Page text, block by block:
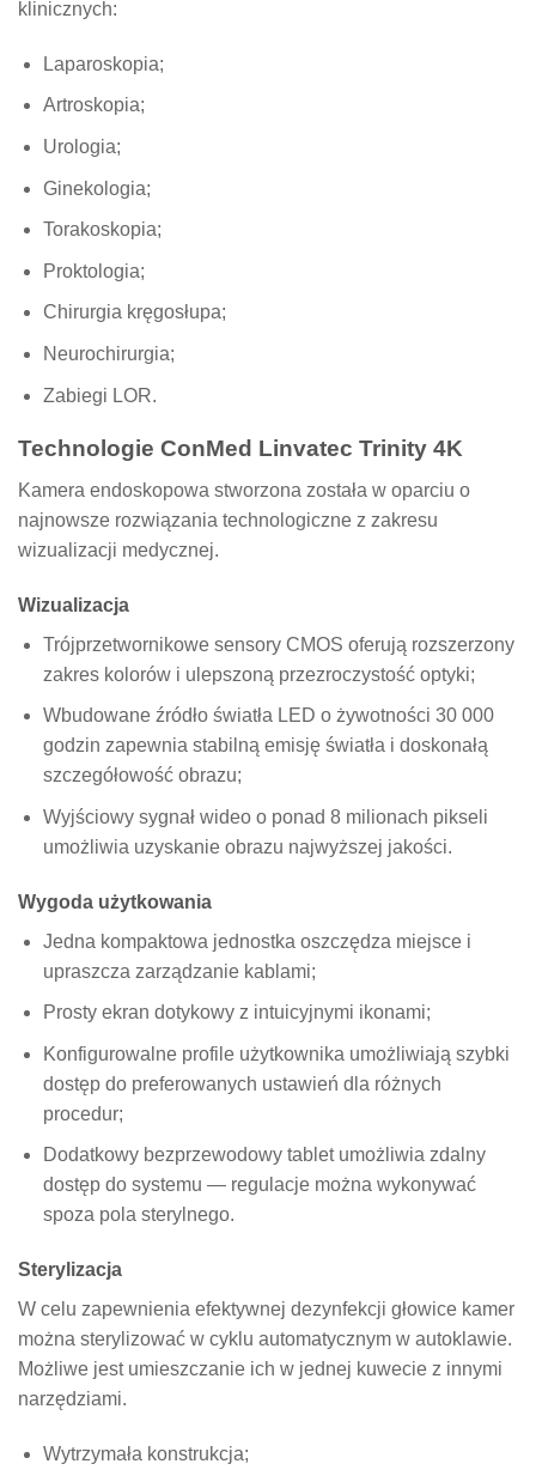
klinicznych:
Laparoskopia;
Artroskopia;
Urologia;
Ginekologia;
Torakoskopia;
Proktologia;
Chirurgia kręgosłupa;
Neurochirurgia;
Zabiegi LOR.
Technologie ConMed Linvatec Trinity 4K
Kamera endoskopowa stworzona została w oparciu o
najnowsze rozwiązania technologiczne z zakresu
wizualizacji medycznej.
Wizualizacja
Trójprzetwornikowe sensory CMOS oferują rozszerzony
zakres kolorów i ulepszoną przezroczystość optyki;
Wbudowane źródło światła LED o żywotności 30 000
godzin zapewnia stabilną emisję światła i doskonałą
szczegółowość obrazu;
Wyjściowy sygnał wideo o ponad 8 milionach pikseli
umożliwia uzyskanie obrazu najwyższej jakości.
Wygoda użytkowania
Jedna kompaktowa jednostka oszczędza miejsce i
upraszcza zarządzanie kablami;
Prosty ekran dotykowy z intuicyjnymi ikonami;
Konfigurowalne profile użytkownika umożliwiają szybki
dostęp do preferowanych ustawień dla różnych
procedur;
Dodatkowy bezprzewodowy tablet umożliwia zdalny
dostęp do systemu — regulacje można wykonywać
spoza pola sterylnego.
Sterylizacja
W celu zapewnienia efektywnej dezynfekcji głowice kamer
można sterylizować w cyklu automatycznym w autoklawie.
Możliwe jest umieszczanie ich w jednej kuwecie z innymi
narzędziami.
Wytrzymała konstrukcja;